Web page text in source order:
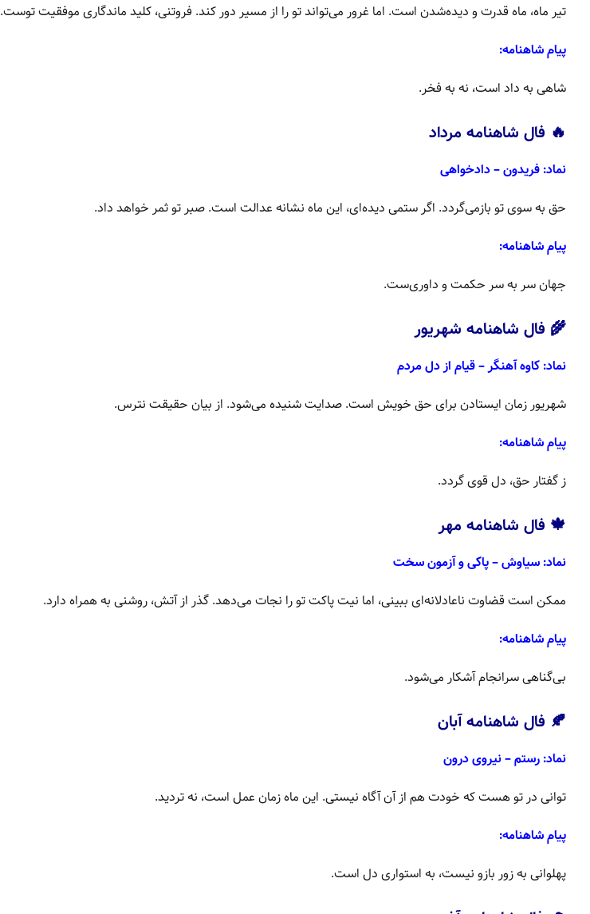
تیر ماه، ماه قدرت و دیده‌شدن است. اما غرور می‌تواند تو را از مسیر دور کند. فروتنی، کلید ماندگاری موفقیت توست.
پیام شاهنامه:
شاهی به داد است، نه به فخر.
🔥 فال شاهنامه مرداد
نماد: فریدون – دادخواهی
حق به سوی تو بازمی‌گردد. اگر ستمی دیده‌ای، این ماه نشانه عدالت است. صبر تو ثمر خواهد داد.
پیام شاهنامه:
جهان سر به سر حکمت و داوری‌ست.
🌾 فال شاهنامه شهریور
نماد: کاوه آهنگر – قیام از دل مردم
شهریور زمان ایستادن برای حق خویش است. صدایت شنیده می‌شود. از بیان حقیقت نترس.
پیام شاهنامه:
ز گفتار حق، دل قوی گردد.
🍁 فال شاهنامه مهر
نماد: سیاوش – پاکی و آزمون سخت
ممکن است قضاوت ناعادلانه‌ای ببینی، اما نیت پاکت تو را نجات می‌دهد. گذر از آتش، روشنی به همراه دارد.
پیام شاهنامه:
بی‌گناهی سرانجام آشکار می‌شود.
🍂 فال شاهنامه آبان
نماد: رستم – نیروی درون
توانی در تو هست که خودت هم از آن آگاه نیستی. این ماه زمان عمل است، نه تردید.
پیام شاهنامه:
پهلوانی به زور بازو نیست، به استواری دل است.